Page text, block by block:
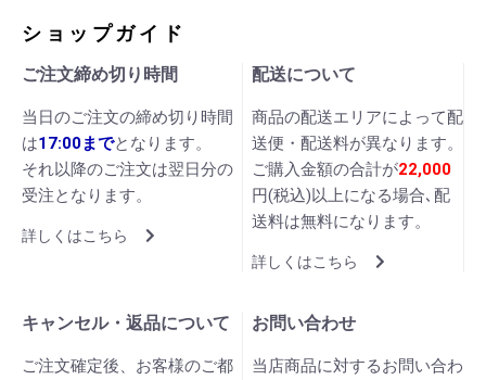
ショップガイド
ご注文締め切り時間
当日のご注文の締め切り時間
は17:00までとなります。
それ以降のご注文は翌日分の
受注となります。
詳しくはこちら
配送について
商品の配送エリアによって配
送便・配送料が異なります。
ご購入金額の合計が22,000
円(税込)以上になる場合､配
送料は無料になります。
詳しくはこちら
キャンセル・返品について
ご注文確定後、お客様のご都
お問い合わせ
当店商品に対するお問い合わ